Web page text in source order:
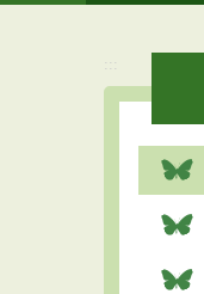
:::